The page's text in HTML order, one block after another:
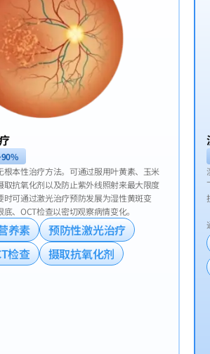
本性治疗方法。可通过服用叶黄素、玉米
取抗氧化剂以及防止紫外线照射来最大限度
时可通过激光治疗预防发展为湿性黄斑变
、OCT检查以密切观察病情变化。
养素
预防性激光治疗
检查
摄取抗氧化剂